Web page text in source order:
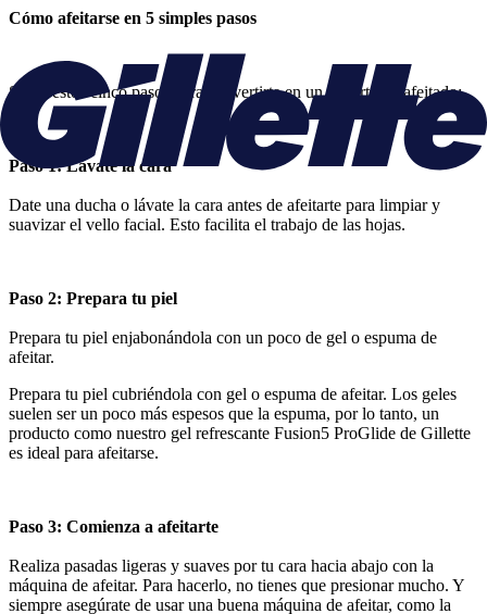
Cómo afeitarse en 5 simples pasos
Sigue estos cinco pasos para convertirte en un experto en afeitado:
Paso 1: Lávate la cara
Date una ducha o lávate la cara antes de afeitarte para limpiar y
suavizar el vello facial. Esto facilita el trabajo de las hojas.
Paso 2: Prepara tu piel
Prepara tu piel enjabonándola con un poco de gel o espuma de
afeitar.
Prepara tu piel cubriéndola con gel o espuma de afeitar. Los geles
suelen ser un poco más espesos que la espuma, por lo tanto, un
producto como nuestro gel refrescante Fusion5 ProGlide de Gillette
es ideal para afeitarse.
Paso 3: Comienza a afeitarte
Realiza pasadas ligeras y suaves por tu cara hacia abajo con la
máquina de afeitar. Para hacerlo, no tienes que presionar mucho. Y
siempre asegúrate de usar una buena máquina de afeitar, como la